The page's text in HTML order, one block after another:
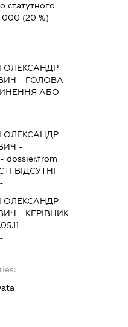
статутного
000 (20 %)
ОЛЕКСАНДР
- ГОЛОВА
АБО
ОЛЕКСАНДР
-
- dossier.from
ВІДСУТНІ
ОЛЕКСАНДР
- КЕРІВНИК